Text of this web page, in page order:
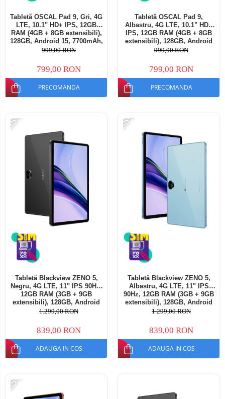
Tabletă OSCAL Pad 9, Gri, 4G
LTE, 10.1" HD+ IPS, 12GB
RAM (4GB + 8GB extensibili),
128GB, Android 15, 7700mAh,
Dual SIM
999,00 RON
799,00 RON
PRECOMANDA
Tabletă OSCAL Pad 9,
Albastru, 4G LTE, 10.1" HD+
IPS, 12GB RAM (4GB + 8GB
extensibili), 128GB, Android
15, 7700mAh, Dual SIM
999,00 RON
799,00 RON
PRECOMANDA
-35%
Tabletă Blackview ZENO 5,
Negru, 4G LTE, 11" IPS 90Hz,
12GB RAM (3GB + 9GB
extensibili), 128GB, Android
16, Unisoc T7250, 8300mAh,
SIM
1.299,00 RON
839,00 RON
ADAUGA IN COS
-35%
Tabletă Blackview ZENO 5,
Albastru, 4G LTE, 11" IPS
90Hz, 12GB RAM (3GB + 9GB
extensibili), 128GB, Android
16, Unisoc T7250, 8300mAh,
SIM
1.299,00 RON
839,00 RON
ADAUGA IN COS
-35%